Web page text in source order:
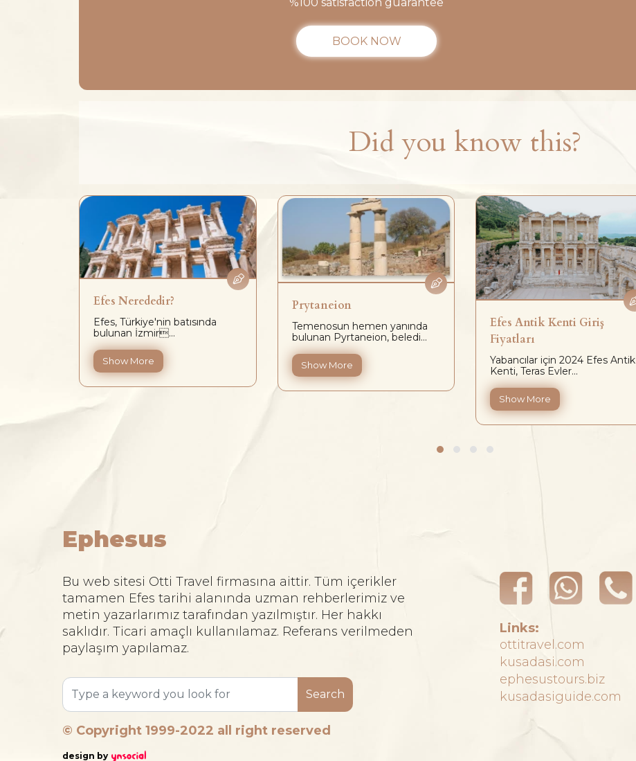
BOOK NOW
Did you know this?
Efes Nerededir?
Efes, Türkiye'nin batısında
bulunan İzmir...
Show More
Prytaneion
Temenosun hemen yanında
bulunan Pyrtaneion, beledi...
Show More
Efes Antik Kenti Giriş
Fiyatları
Yabancılar için 2024 Efes Antik
Kenti, Teras Evler...
Show More
Ephesus
Bu web sitesi Otti Travel firmasına aittir. Tüm içerikler
tamamen Efes tarihi alanında uzman rehberlerimiz ve
metin yazarlarımız tarafından yazılmıştır. Her hakkı
saklıdır. Ticari amaçlı kullanılamaz. Referans verilmeden
paylaşım yapılamaz.
Search
© Copyright 1999-2022 all right reserved
design by
Links:
ottitravel.com
kusadasi.com
ephesustours.biz
kusadasiguide.com